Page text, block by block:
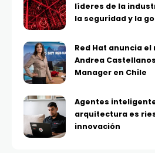
líderes de la
la seguridad y la
Red Hat anuncia
Andrea
Manager en Chile
Agentes
arquitectura es
innovación